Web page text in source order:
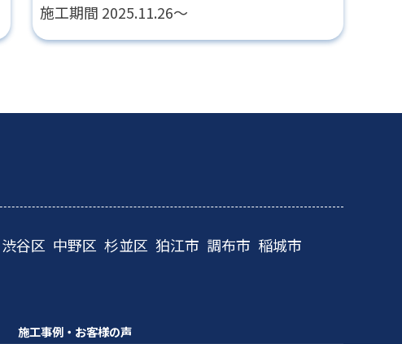
施工期間 2025.11.26～
渋谷区 中野区 杉並区 狛江市 調布市 稲城市
施工事例・お客様の声